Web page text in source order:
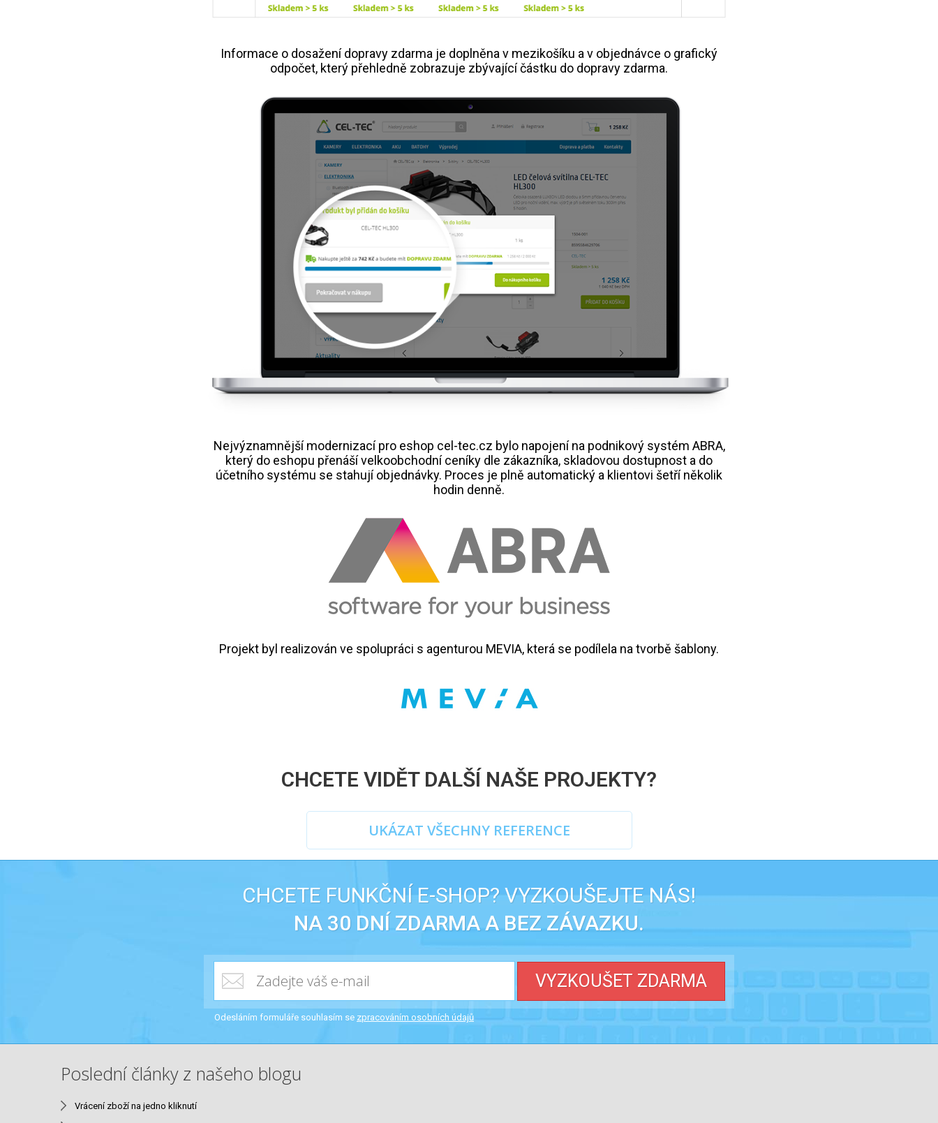
Informace o dosažení dopravy zdarma je doplněna v mezikošíku a v objednávce o grafický
odpočet, který přehledně zobrazuje zbývající částku do dopravy zdarma.
Nejvýznamnější modernizací pro eshop cel-tec.cz bylo napojení na podnikový systém ABRA,
který do eshopu přenáší velkoobchodní ceníky dle zákazníka, skladovou dostupnost a do
účetního systému se stahují objednávky. Proces je plně automatický a klientovi šetří několik
hodin denně.
Projekt byl realizován ve spolupráci s agenturou MEVIA, která se podílela na tvorbě šablony.
CHCETE VIDĚT DALŠÍ NAŠE PROJEKTY?
UKÁZAT VŠECHNY REFERENCE
CHCETE FUNKČNÍ E-SHOP? VYZKOUŠEJTE NÁS!
NA 30 DNÍ ZDARMA A BEZ ZÁVAZKU.
VYZKOUŠET ZDARMA
Odesláním formuláře souhlasím se zpracováním osobních údajů
Poslední články z našeho blogu
Vrácení zboží na jedno kliknutí